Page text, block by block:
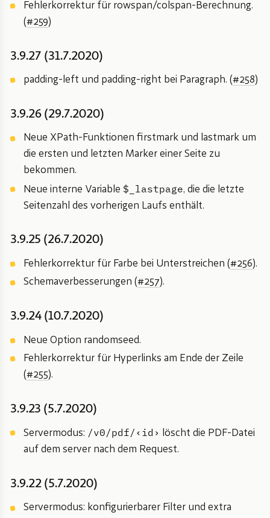
Fehlerkorrektur für rowspan/colspan-Berechnung.
(#259)
3.9.27 (31.7.2020)
padding-left und padding-right bei Paragraph. (#258)
3.9.26 (29.7.2020)
Neue XPath-Funktionen firstmark und lastmark um
die ersten und letzten Marker einer Seite zu
bekommen.
Neue interne Variable $_lastpage, die die letzte
Seitenzahl des vorherigen Laufs enthält.
3.9.25 (26.7.2020)
Fehlerkorrektur für Farbe bei Unterstreichen (#256).
Schemaverbesserungen (#257).
3.9.24 (10.7.2020)
Neue Option randomseed.
Fehlerkorrektur für Hyperlinks am Ende der Zeile
(#255).
3.9.23 (5.7.2020)
Servermodus: /v0/pdf/‹id›
löscht die PDF-Datei
auf dem server nach dem Request.
3.9.22 (5.7.2020)
Servermodus: konfigurierbarer Filter und extra